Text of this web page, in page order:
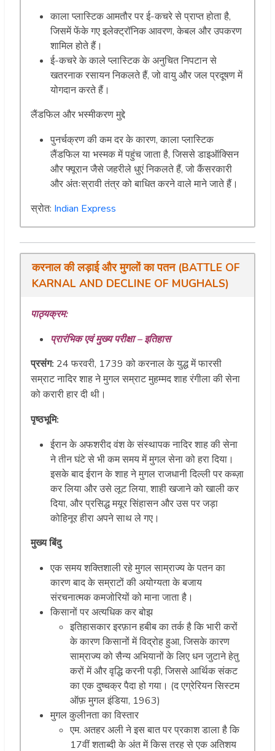
काला प्लास्टिक आमतौर पर ई-कचरे से प्राप्त होता है,
जिसमें फेंके गए इलेक्ट्रॉनिक आवरण, केबल और उपकरण
शामिल होते हैं।
ई-कचरे के काले प्लास्टिक के अनुचित निपटान से
खतरनाक रसायन निकलते हैं, जो वायु और जल प्रदूषण में
योगदान करते हैं।
लैंडफिल और भस्मीकरण मुद्दे
पुनर्चक्रण की कम दर के कारण, काला प्लास्टिक
लैंडफिल या भस्मक में पहुंच जाता है, जिससे डाइऑक्सिन
और फ्यूरान जैसे जहरीले धुएं निकलते हैं, जो कैंसरकारी
और अंतःस्रावी तंत्र को बाधित करने वाले माने जाते हैं।
स्रोत: Indian Express
करनाल की लड़ाई और मुगलों का पतन (BATTLE OF
KARNAL AND DECLINE OF MUGHALS)
पाठ्यक्रम:
प्रारंभिक एवं मुख्य परीक्षा – इतिहास
प्रसंग: 24 फरवरी, 1739 को करनाल के युद्ध में फारसी
सम्राट नादिर शाह ने मुगल सम्राट मुहम्मद शाह रंगीला की सेना
को करारी हार दी थी।
पृष्ठभूमि:
ईरान के अफशरीद वंश के संस्थापक नादिर शाह की सेना
ने तीन घंटे से भी कम समय में मुगल सेना को हरा दिया।
इसके बाद ईरान के शाह ने मुगल राजधानी दिल्ली पर कब्ज़ा
कर लिया और उसे लूट लिया, शाही खजाने को खाली कर
दिया, और प्रसिद्ध मयूर सिंहासन और उस पर जड़ा
कोहिनूर हीरा अपने साथ ले गए।
मुख्य बिंदु
एक समय शक्तिशाली रहे मुगल साम्राज्य के पतन का
कारण बाद के सम्राटों की अयोग्यता के बजाय
संरचनात्मक कमजोरियों को माना जाता है।
किसानों पर अत्यधिक कर बोझ
इतिहासकार इरफ़ान हबीब का तर्क है कि भारी करों
के कारण किसानों में विद्रोह हुआ, जिसके कारण
साम्राज्य को सैन्य अभियानों के लिए धन जुटाने हेतु
करों में और वृद्धि करनी पड़ी, जिससे आर्थिक संकट
का एक दुष्चक्र पैदा हो गया। (द एग्रेरियन सिस्टम
ऑफ़ मुगल इंडिया, 1963)
मुगल कुलीनता का विस्तार
एम. अतहर अली ने इस बात पर प्रकाश डाला है कि
17वीं शताब्दी के अंत में किस तरह से एक अतिशय